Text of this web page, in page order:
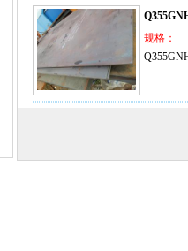
规格：